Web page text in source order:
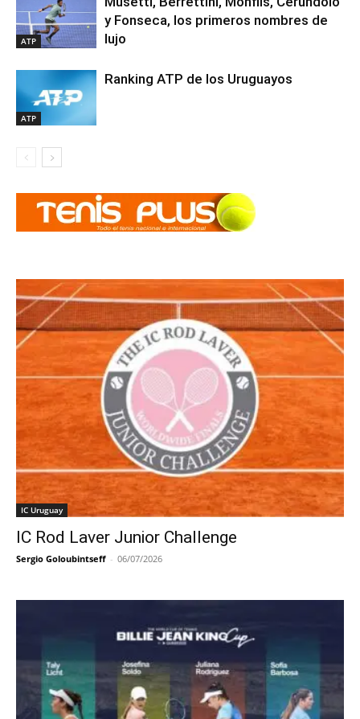
ATP
y Fonseca, los primeros nombres de
lujo
ATP
Ranking ATP de los Uruguayos
IC Uruguay
IC Rod Laver Junior Challenge
Sergio Goloubintseff - 06/07/2026